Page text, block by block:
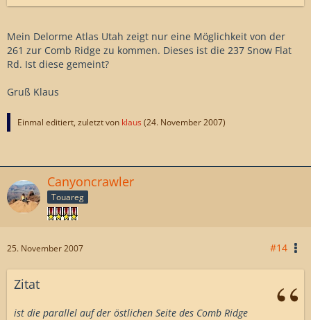
nach Osten auf den Emigrant Trail abbiegen und immer nach
Südwesten folgen. Wenn man vielleicht eine Std. vor
Sonnenuntergang am Abstieg zum Comb Wash - "The Twist" -
der so von unten nie zustande kommt. Gleichzeitig hat man noch
Flat-, Fish Creek-).
Gruss
Rolf
Mein Delorme Atlas Utah zeigt nur eine Möglichkeit von der
261 zur Comb Ridge zu kommen. Dieses ist die 237 Snow Flat
Rd. Ist diese gemeint?
Gruß Klaus
Einmal editiert, zuletzt von klaus (24. November 2007)
Canyoncrawler
Touareg
25. November 2007 #14
Zitat
ist die parallel auf der östlichen Seite des Comb Ridge